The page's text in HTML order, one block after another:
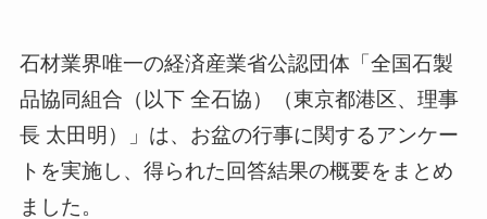
石材業界唯一の経済産業省公認団体「全国石製
品協同組合（以下 全石協）（東京都港区、理事
長 太田明）」は、お盆の行事に関するアンケー
トを実施し、得られた回答結果の概要をまとめ
ました。